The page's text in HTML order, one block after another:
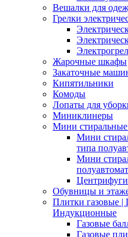
Вешалки для
Грелки
Жарочные шкафы
Закаточные
Кипятильники
Комоды
Лопаты для
Миниклинеры
Мини
Мини
типа
Мини
полуавтомат
Обувницы и
Плитки газовые |
Индукционные
Газовые
Газовые